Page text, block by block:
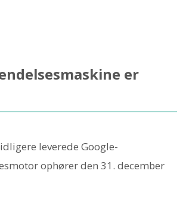
er
leverede Google-
ophører den 31. december